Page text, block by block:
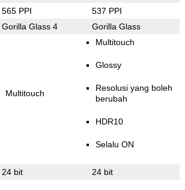
565 PPI 537 PPI
Gorilla Glass 4 Gorilla Glass
Multitouch
Multitouch
Glossy
Resolusi yang boleh
berubah
HDR10
Selalu ON
24 bit 24 bit